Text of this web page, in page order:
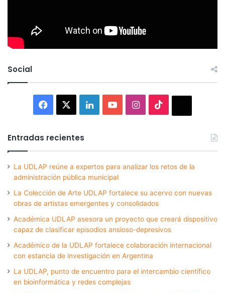
Social
Facebook LinkedInYouTubeInstagram
Entradas recientes
La UDLAP reúne a expertos para analizar los retos de la
administración pública municipal
La Colección de Arte UDLAP fortalece su acervo con nuevas
obras de artistas emergentes y consolidados
Académica UDLAP asesora un proyecto que creará dispositivo
capaz de clasificar episodios ansioso-depresivos
Académico de la UDLAP fortalece colaboración internacional
con estancia de investigación en Argentina
La UDLAP, punto de encuentro para el intercambio científico
en bioinformática y redes complejas